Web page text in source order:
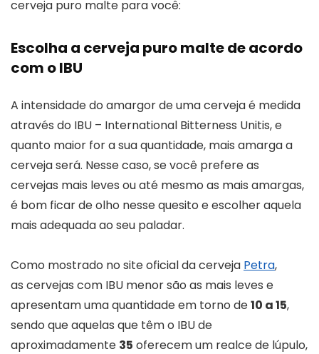
cerveja puro malte para você:
Escolha a cerveja puro malte de acordo
com o IBU
A intensidade do amargor de uma cerveja é medida
através do IBU – International Bitterness Unitis, e
quanto maior for a sua quantidade, mais amarga a
cerveja será. Nesse caso, se você prefere as
cervejas mais leves ou até mesmo as mais amargas,
é bom ficar de olho nesse quesito e escolher aquela
mais adequada ao seu paladar.
Como mostrado no site oficial da cerveja Petra,
as cervejas com IBU menor são as mais leves e
apresentam uma quantidade em torno de10 a 15,
sendo que aquelas que têm o IBU de
aproximadamente 35 oferecem um realce de lúpulo,